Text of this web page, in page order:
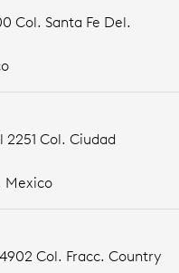
Col. Santa Fe Del.
Col. Ciudad
Mexico
Col. Fracc. Country